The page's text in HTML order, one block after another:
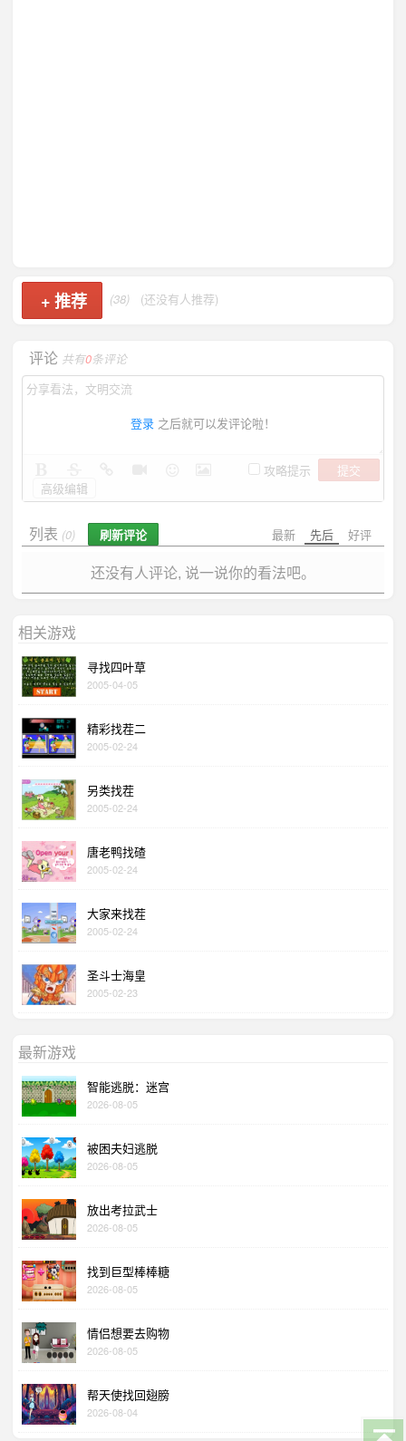
+推荐 (38) (还没有人推荐)
评论 共有0条评论
登录 之后就可以发评论啦！
攻略提示
提交
高级编辑
最新 先后 好评
列表 (0) 刷新评论
还没有人评论, 说一说你的看法吧。
相关游戏
寻找四叶草
2005-04-05
精彩找茬二
2005-02-24
另类找茬
2005-02-24
唐老鸭找碴
2005-02-24
大家来找茬
2005-02-24
圣斗士海皇
2005-02-23
最新游戏
智能逃脱：迷宫
2026-08-05
被困夫妇逃脱
2026-08-05
放出考拉武士
2026-08-05
找到巨型棒棒糖
2026-08-05
情侣想要去购物
2026-08-05
帮天使找回翅膀
2026-08-04